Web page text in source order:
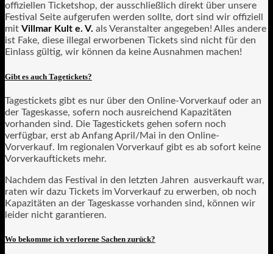
offiziellen Ticketshop, der ausschließlich direkt über unsere
Festival Seite aufgerufen werden sollte, dort sind wir offiziell
mit Villmar Kult e. V. als Veranstalter angegeben! Alles andere
ist Fake, diese illegal erworbenen Tickets sind nicht für den
Einlass gültig, wir können da keine Ausnahmen machen!
Gibt es auch Tagetickets?
Tagestickets gibt es nur über den Online-Vorverkauf oder an
der Tageskasse, sofern noch ausreichend Kapazitäten
vorhanden sind. Die Tagestickets gehen sofern noch
verfügbar, erst ab Anfang April/Mai in den Online-
Vorverkauf. Im regionalen Vorverkauf gibt es ab sofort keine
Vorverkauftickets mehr.
Nachdem das Festival in den letzten Jahren ausverkauft war,
raten wir dazu Tickets im Vorverkauf zu erwerben, ob noch
Kapazitäten an der Tageskasse vorhanden sind, können wir
leider nicht garantieren.
Wo bekomme ich verlorene Sachen zurück?